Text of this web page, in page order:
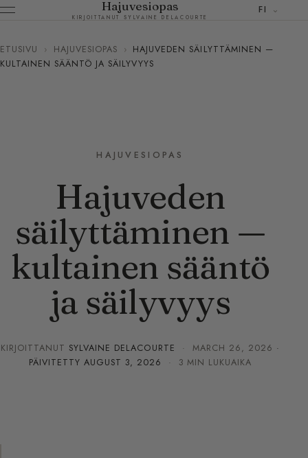
Hajuvesiopas
KIRJOITTANUT SYLVAINE DELACOURTE
FI
ETUSIVU › HAJUVESIOPAS › HAJUVEDEN SÄILYTTÄMINEN —
KULTAINEN SÄÄNTÖ JA SÄILYVYYS
HAJUVESIOPAS
Hajuveden
säilyttäminen —
kultainen sääntö
ja säilyvyys
KIRJOITTANUT SYLVAINE DELACOURTE · MARCH 26, 2026 ·
PÄIVITETTY AUGUST 3, 2026 · 3 MIN LUKUAIKA